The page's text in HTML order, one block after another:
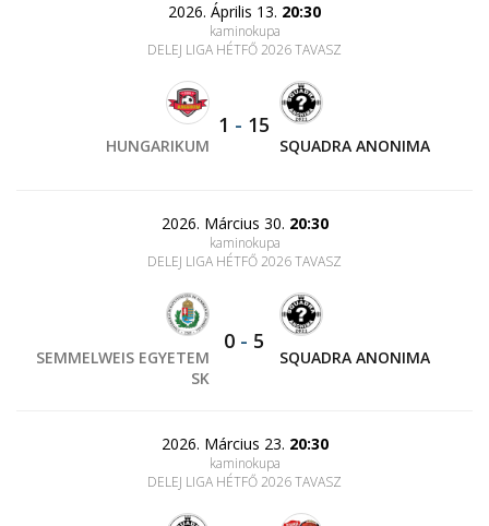
2026. Április 13. 20:30
kaminokupa
DELEJ LIGA HÉTFŐ 2026 TAVASZ
HUNGARIKUM
1 - 15
SQUADRA ANONIMA
2026. Március 30. 20:30
kaminokupa
DELEJ LIGA HÉTFŐ 2026 TAVASZ
SEMMELWEIS EGYETEM
SK
0 - 5
SQUADRA ANONIMA
2026. Március 23. 20:30
kaminokupa
DELEJ LIGA HÉTFŐ 2026 TAVASZ